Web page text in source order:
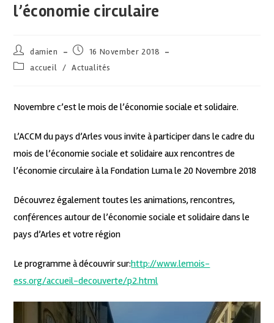
l’économie circulaire
damien
16 November 2018
accueil / Actualités
Novembre c’est le mois de l’économie sociale et solidaire.
L’ACCM du pays d’Arles vous invite à participer dans le cadre du
mois de l’économie sociale et solidaire aux rencontres de
l’économie circulaire à la Fondation Luma le 20 Novembre 2018
Découvrez également toutes les animations, rencontres,
conférences autour de l’économie sociale et solidaire dans le
pays d’Arles et votre région
Le programme à découvrir sur:http://www.lemois-
ess.org/accueil-decouverte/p2.html